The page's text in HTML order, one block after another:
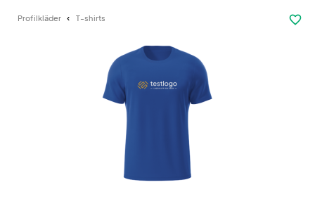
Profilkläder T-shirts favorite_border